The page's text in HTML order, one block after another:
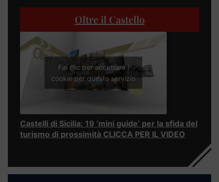
Oltre il Castello
Fai clic per accettare i
cookie per questo servizio
Castelli di Sicilia: 19 ‘mini guide’ per la sfida del
turismo di prossimità CLICCA PER IL VIDEO